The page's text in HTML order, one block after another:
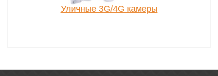
Уличные 3G/4G камеры